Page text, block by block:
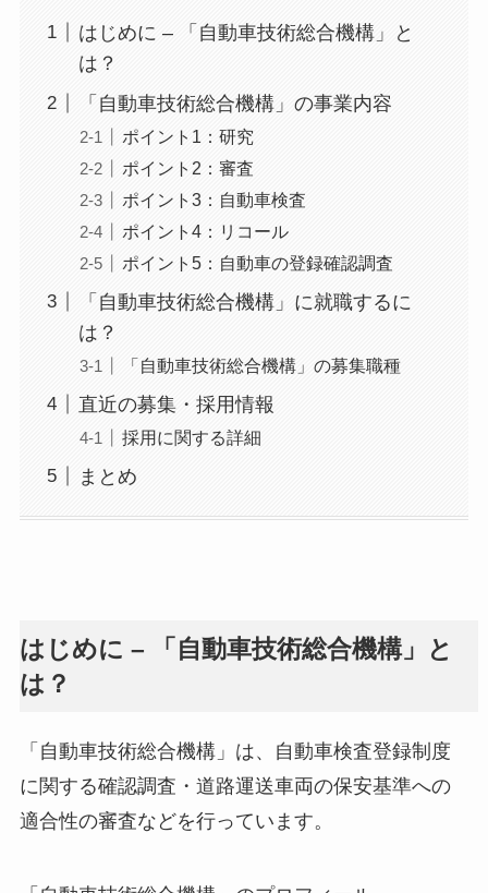
はじめに – 「自動車技術総合機構」と
は？
「自動車技術総合機構」の事業内容
ポイント1：研究
ポイント2：審査
ポイント3：自動車検査
ポイント4：リコール
ポイント5：自動車の登録確認調査
「自動車技術総合機構」に就職するに
は？
「自動車技術総合機構」の募集職種
直近の募集・採用情報
採用に関する詳細
まとめ
はじめに – 「自動車技術総合機構」と
は？
「自動車技術総合機構」は、自動車検査登録制度
に関する確認調査・道路運送車両の保安基準への
適合性の審査などを行っています。